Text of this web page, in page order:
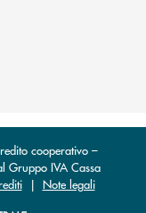
posta elettronica)
l’app di posta
cooperativo –
Gruppo IVA Cassa
| Note legali